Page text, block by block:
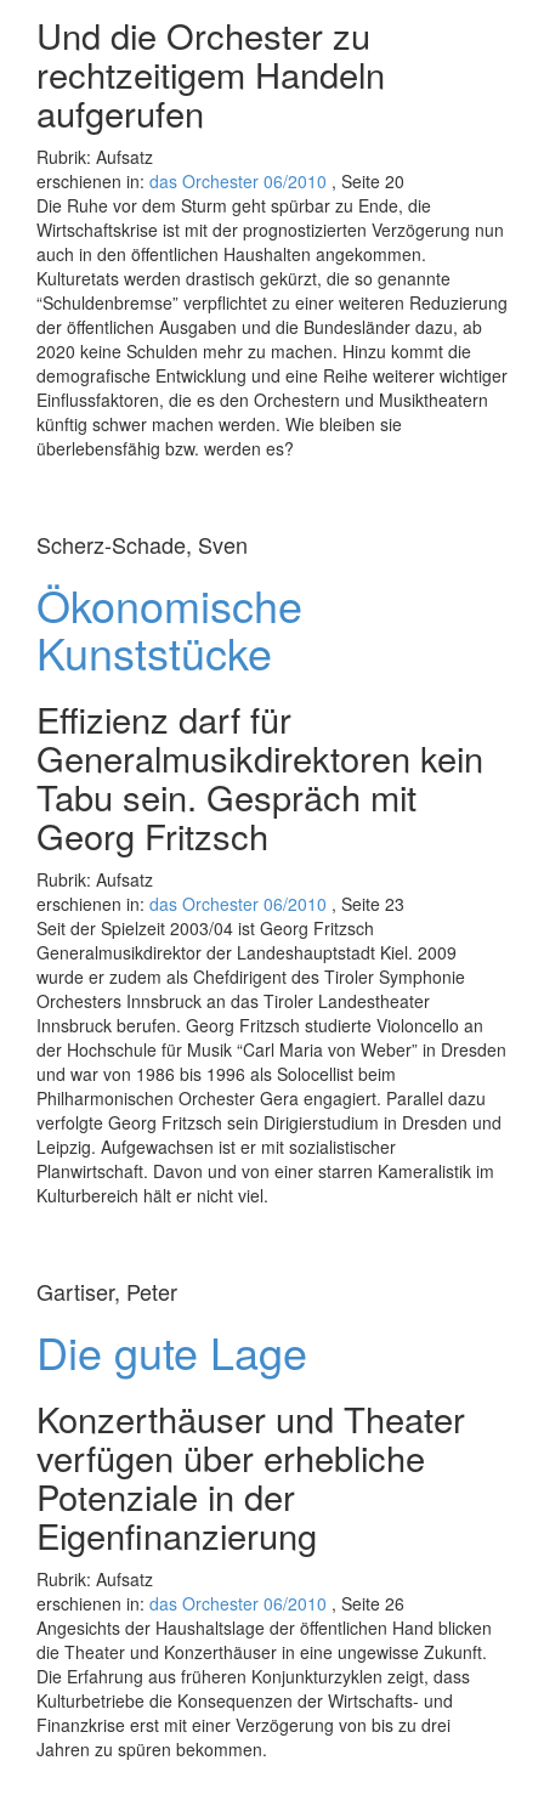
Und die Orchester zu
rechtzeitigem Handeln
aufgerufen
Rubrik: Aufsatz
erschienen in: das Orchester 06/2010 , Seite 20
Die Ruhe vor dem Sturm geht spürbar zu Ende, die
Wirtschaftskrise ist mit der prognostizierten Verzögerung nun
auch in den öffentlichen Haushalten angekommen.
Kulturetats werden drastisch gekürzt, die so genannte
“Schuldenbremse” verpflichtet zu einer weiteren Reduzierung
der öffentlichen Ausgaben und die Bundesländer dazu, ab
2020 keine Schulden mehr zu machen. Hinzu kommt die
demografische Entwicklung und eine Reihe weiterer wichtiger
Einflussfaktoren, die es den Orchestern und Musiktheatern
künftig schwer machen werden. Wie bleiben sie
überlebensfähig bzw. werden es?
Scherz-Schade, Sven
Ökonomische
Kunststücke
Effizienz darf für
Generalmusikdirektoren kein
Tabu sein. Gespräch mit
Georg Fritzsch
Rubrik: Aufsatz
erschienen in: das Orchester 06/2010 , Seite 23
Seit der Spielzeit 2003/04 ist Georg Fritzsch
Generalmusikdirektor der Landeshauptstadt Kiel. 2009
wurde er zudem als Chefdirigent des Tiroler Symphonie
Orchesters Innsbruck an das Tiroler Landestheater
Innsbruck berufen. Georg Fritzsch studierte Violoncello an
der Hochschule für Musik “Carl Maria von Weber” in Dresden
und war von 1986 bis 1996 als Solocellist beim
Philharmonischen Orchester Gera engagiert. Parallel dazu
verfolgte Georg Fritzsch sein Dirigierstudium in Dresden und
Leipzig. Aufgewachsen ist er mit sozialistischer
Planwirtschaft. Davon und von einer starren Kameralistik im
Kulturbereich hält er nicht viel.
Gartiser, Peter
Die gute Lage
Konzerthäuser und Theater
verfügen über erhebliche
Potenziale in der
Eigenfinanzierung
Rubrik: Aufsatz
erschienen in: das Orchester 06/2010 , Seite 26
Angesichts der Haushaltslage der öffentlichen Hand blicken
die Theater und Konzerthäuser in eine ungewisse Zukunft.
Die Erfahrung aus früheren Konjunkturzyklen zeigt, dass
Kulturbetriebe die Konsequenzen der Wirtschafts- und
Finanzkrise erst mit einer Verzögerung von bis zu drei
Jahren zu spüren bekommen.